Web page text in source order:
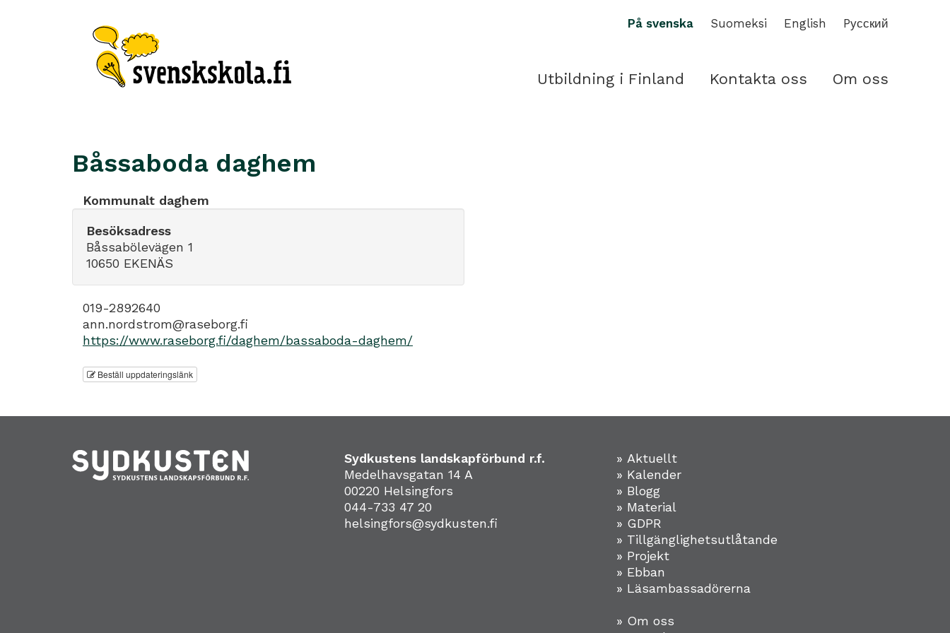
På svenska Suomeksi English Pусский
Utbildning i Finland Kontakta oss Om oss
Båssaboda daghem
Kommunalt daghem
Besöksadress
Båssabölevägen 1
10650 EKENÄS
019-2892640
ann.nordstrom@raseborg.fi
https://www.raseborg.fi/daghem/bassaboda-daghem/
Beställ uppdateringslänk
Sydkustens landskapförbund r.f.
Medelhavsgatan 14 A
00220 Helsingfors
044-733 47 20
helsingfors@sydkusten.fi
» Aktuellt
» Kalender
» Blogg
» Material
» GDPR
» Tillgänglighetsutlåtande
» Projekt
» Ebban
» Läsambassadörerna
» Om oss